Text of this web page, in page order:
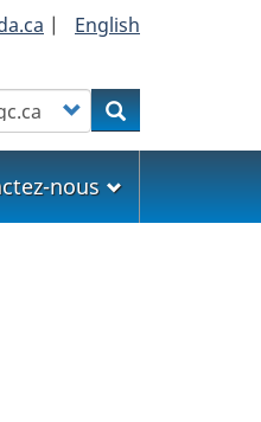
| English
your searchRechercher
nous